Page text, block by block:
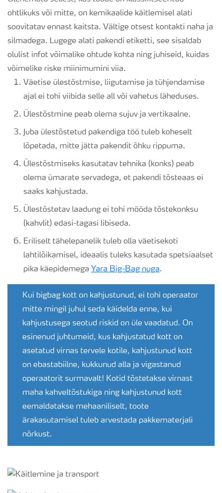
ohtlikuks või mitte, on kemikaalide käitlemisel alati
soovitatav ennast kaitsta. Vältige otsest kontakti naha ja
silmadega. Lugege alati pakendi etiketti, see sisaldab
olulist infot võimalike ohtude kohta ning juhiseid, kuidas
võimelike riske miinimumini viia.
Väetise ülestõstmise, liigutamise ja tühjendamise
ajal ei tohi viibida selle all või vahetus läheduses.
Ülestõstmine peab olema sujuv ja vertikaalne.
Juba ülestõstetud pakendiga töö tuleb koheselt
lõpetada, mitte jätta pakendit õhku rippuma.
Ülestõstmiseks kasutatav tehnika (konks) peab
olema ümarate servadega, et pakendi tõsteaas ei
saaks kahjustada.
Ülestõstetav laadung ei tohi mööda tõstekonksu
(kahvlit) edasi-tagasi libiseda.
Eriliselt tähelepanelik tuleb olla väetisekoti
lahtilõikamisel, ideaalis tuleks kasutada spetsiaalset
pika käepidemega Yara Big-Bag nuga.
Kui bigbag kott on kahjustunud, ei tohi operaator
mitte mingil juhul seda käidelda enne, kui
kahjustusega seotud riskid on üle vaadatud. On
esinenud juhtumeid, kus kahjustatud kott on
asetatud virnas tervele kotile, kahjustunud kott
on ebastabiilne, kukkunud alla ja vigastanud
operaatorit surmavalt! Kotid tõstetakse virnast
maha kahveltõstukiga ning kahjustunud kott
eemaldatakse mehaaniliselt, toote
ärakasutamisel tuleb arvestada pakkematerjali
nõrkust.